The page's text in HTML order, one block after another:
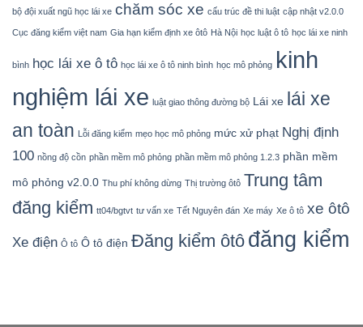
bộ đội xuất ngũ học lái xe chăm sóc xe cấu trúc đề thi luật cập nhật v2.0.0
Cục đăng kiểm việt nam Gia hạn kiểm định xe ôtô Hà Nội học luật ô tô học lái xe ninh
bình học lái xe ô tô học lái xe ô tô ninh bình học mô phỏng kinh
nghiệm lái xe luật giao thông đường bộ Lái xe
lái xe
an toàn
Lỗi đăng kiểm mẹo học mô phỏng mức xử phạt Nghị định
100 nồng độ cồn phần mềm mô phỏng phần mềm mô phỏng 1.2.3 phần mềm
mô phỏng v2.0.0 Thu phí không dừng Thị trường ôtô Trung tâm
đăng kiểm tt04/bgtvt tư vấn xe Tết Nguyên đán Xe máy Xe ô tô xe ôtô
Xe điện Ô tô Ô tô điện Đăng kiểm ôtô đăng kiểm